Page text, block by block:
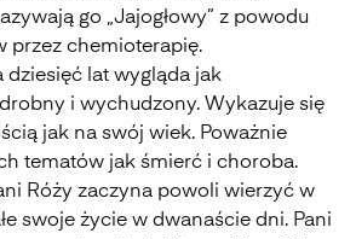
go „Jajogłowy” z powodu
przez chemioterapię.
dziesięć lat wygląda jak
i wychudzony. Wykazuje się
jak na swój wiek. Poważnie
tematów jak śmierć i choroba.
Róży zaczyna powoli wierzyć w
swoje życie w dwanaście dni. Pani